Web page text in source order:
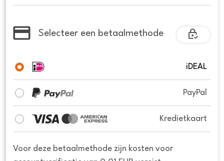
Selecteer een betaalmethode
iDEAL
PayPal
Kredietkaart
Voor deze betaalmethode zijn kosten voor